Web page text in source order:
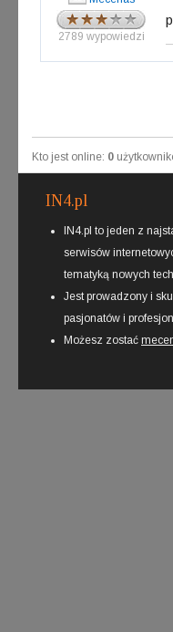
2789 wypowiedzi
Kto jest online: 0
IN4.pl
IN4.pl to jeden z
serwisów
tematyką nowych
Jest prowadzony i
pasjonatów i
Możesz zostać